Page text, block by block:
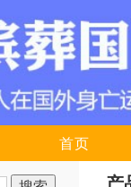
首页